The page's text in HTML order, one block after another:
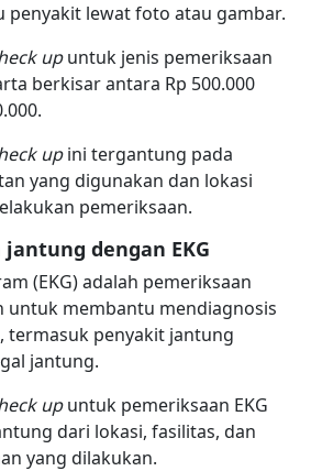
penyakit lewat foto atau gambar.
upuntuk jenis pemeriksaan
berkisar antara Rp 500.000
upini tergantung pada
yang digunakan dan lokasi
pemeriksaan.
dengan EKG
(EKG) adalah pemeriksaan
untuk membantu mendiagnosis
termasuk penyakit jantung
jantung.
upuntuk pemeriksaan EKG
dari lokasi, fasilitas, dan
yang dilakukan.